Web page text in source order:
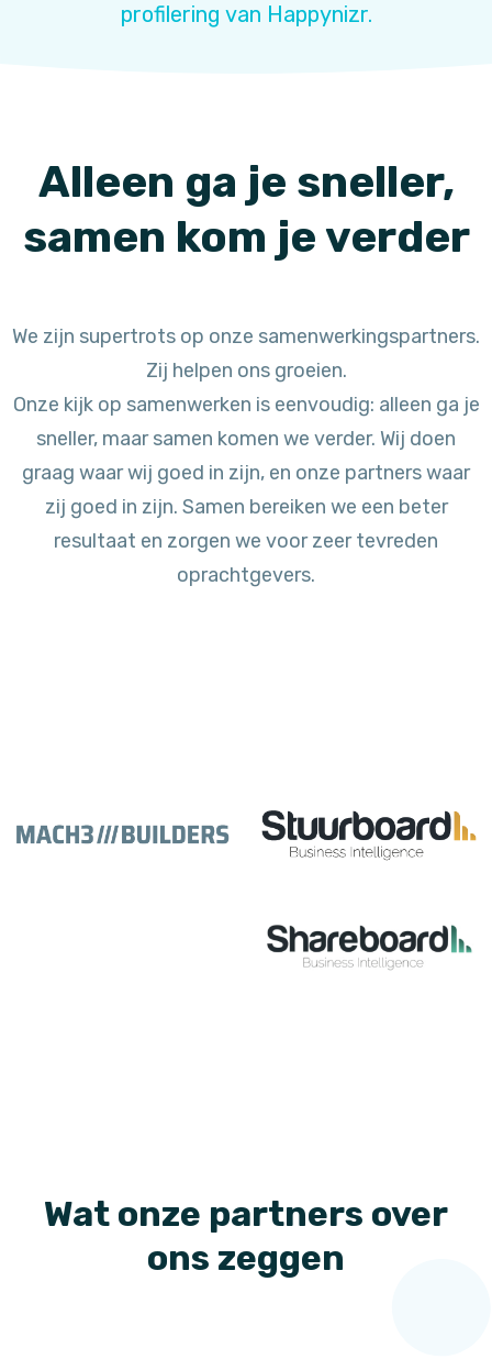
profilering van Happynizr.
Alleen ga je sneller,
samen kom je verder
We zijn supertrots op onze samenwerkingspartners.
Zij helpen ons groeien.
Onze kijk op samenwerken is eenvoudig: alleen ga je
sneller, maar samen komen we verder. Wij doen
graag waar wij goed in zijn, en onze partners waar
zij goed in zijn. Samen bereiken we een beter
resultaat en zorgen we voor zeer tevreden
oprachtgevers.
Wat onze partners over
ons zeggen